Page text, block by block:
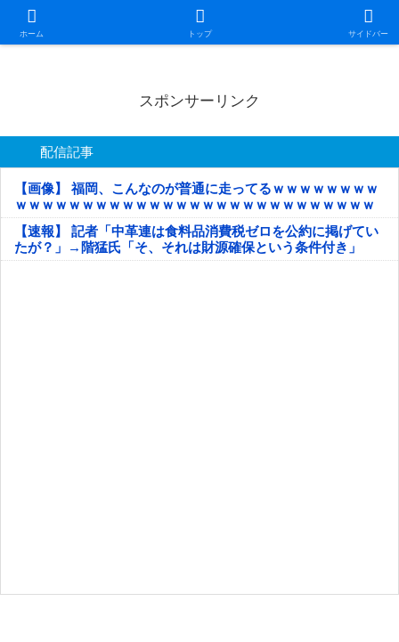
ホーム トップ サイドバー
日本第一！ニュース録
スポンサーリンク
配信記事
【画像】 福岡、こんなのが普通に走ってるｗｗｗｗｗｗｗｗ
ｗｗｗｗｗｗｗｗｗｗｗｗｗｗｗｗｗｗｗｗｗｗｗｗｗｗｗ
ｗｗｗｗｗ
【速報】 記者「中革連は食料品消費税ゼロを公約に掲げてい
たが？」→階猛氏「そ、それは財源確保という条件付き」